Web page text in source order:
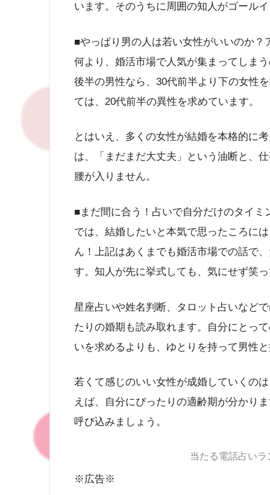
います。そのうちに周囲の知人がゴール
■やっぱり男の人は若い女性がいいのか
何より、婚活市場で人気が集まってしま
後半の男性なら、30代前半より下の女性
ては、20代前半の異性を求めています。
とはいえ、多くの女性が結婚を本格的に
は、「まだまだ大丈夫」という油断と、
腰が入りません。
■まだ間に合う！占いで自分だけのタイミ
では、結婚したいと本気で思ったころに
ん！上記はあくまでも婚活市場での話で
す。知人が先に挙式しても、気にせず笑
星座占いや姓名判断、タロット占いなど
たりの婚期も読み取れます。自分にとっ
いを求めるよりも、ゆとりを持って男性
若くて感じのいい女性が成婚していくの
えば、自分にぴったりの適齢期が分かり
呼び込みましょう。
当たる電話占い
※広告※